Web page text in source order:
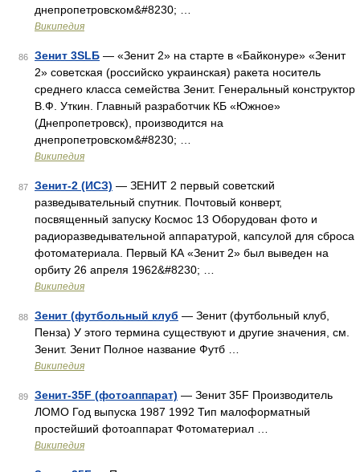
днепропетровском&#8230; …
Википедия
86 Зенит 3SLБ — «Зенит 2» на старте в «Байконуре» «Зенит
2» советская (российско украинская) ракета носитель
среднего класса семейства Зенит. Генеральный конструктор
В.Ф. Уткин. Главный разработчик КБ «Южное»
(Днепропетровск), производится на
днепропетровском&#8230; …
Википедия
87 Зенит-2 (ИСЗ) — ЗЕНИТ 2 первый советский
разведывательный спутник. Почтовый конверт,
посвященный запуску Космос 13 Оборудован фото и
радиоразведывательной аппаратурой, капсулой для сброса
фотоматериала. Первый КА «Зенит 2» был выведен на
орбиту 26 апреля 1962&#8230; …
Википедия
88 Зенит (футбольный клуб — Зенит (футбольный клуб,
Пенза) У этого термина существуют и другие значения, см.
Зенит. Зенит Полное название Футб …
Википедия
89 Зенит-35F (фотоаппарат) — Зенит 35F Производитель
ЛОМО Год выпуска 1987 1992 Тип малоформатный
простейший фотоаппарат Фотоматериал …
Википедия